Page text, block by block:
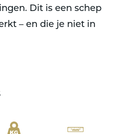
Dit is een schep
– en die je niet in